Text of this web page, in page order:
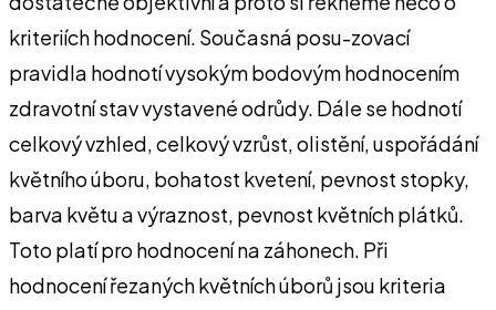
kriteriích hodnocení. Současná posu-zovací
pravidla hodnotí vysokým bodovým hodnocením
zdravotní stav vystavené odrůdy. Dále se hodnotí
celkový vzhled, celkový vzrůst, olistění, uspořádání
květního úboru, bohatost kvetení, pevnost stopky,
barva květu a výraznost, pevnost květních plátků.
Toto platí pro hodnocení na záhonech. Při
hodnocení řezaných květních úborů jsou kriteria